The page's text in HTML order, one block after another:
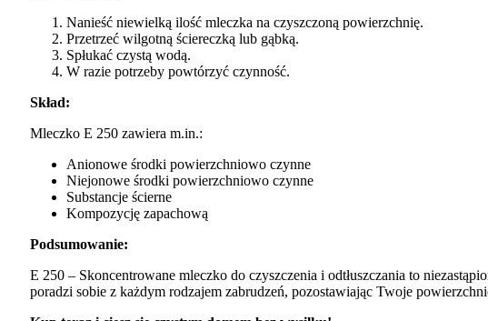
Nanieść niewielką ilość mleczka na czyszczoną powierzchnię.
Przetrzeć wilgotną ściereczką lub gąbką.
Spłukać czystą wodą.
W razie potrzeby powtórzyć czynność.
Skład:
Mleczko E 250 zawiera m.in.:
Anionowe środki powierzchniowo czynne
Niejonowe środki powierzchniowo czynne
Substancje ścierne
Kompozycję zapachową
Podsumowanie:
E 250 – Skoncentrowane mleczko do czyszczenia i odtłuszczania to
poradzi sobie z każdym rodzajem zabrudzeń, pozostawiając Twoje